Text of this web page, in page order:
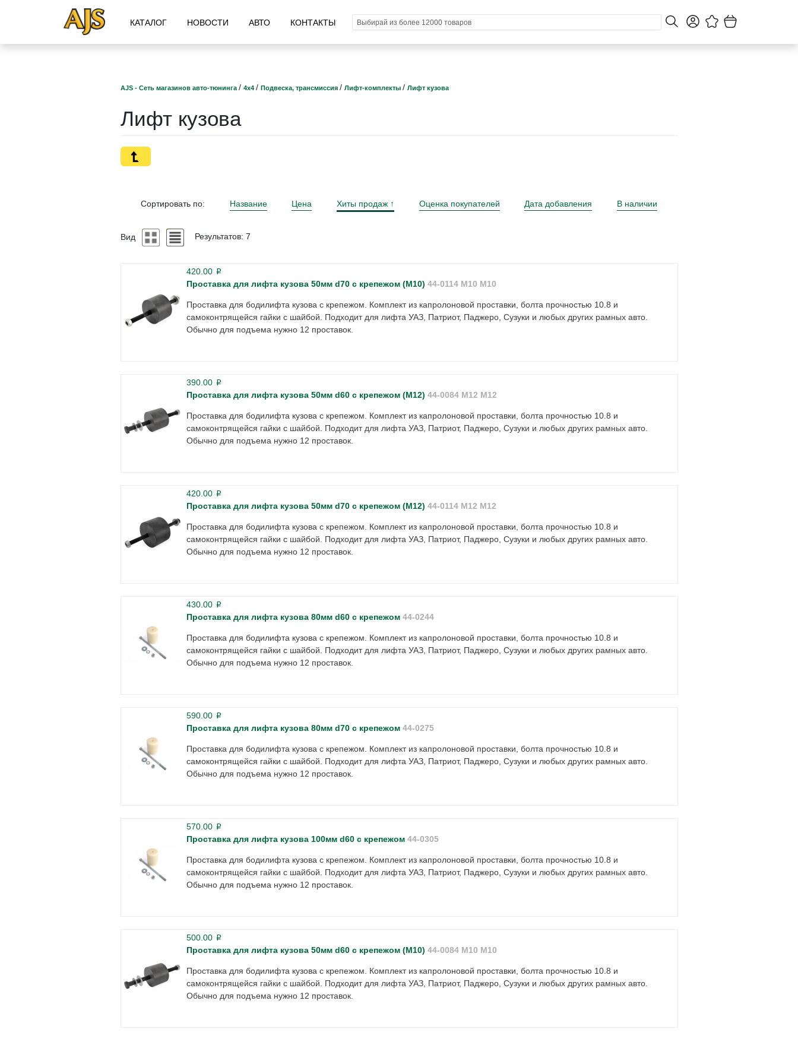
КАТАЛОГ НОВОСТИ АВТО КОНТАКТЫ
AJS - Сеть магазинов авто-тюнинга / 4х4 / Подвеска, трансмиссия / Лифт-комплекты / Лифт кузова
Лифт кузова
Сортировать по: Название Цена Хиты продаж Оценка покупателей Дата добавления В наличии
Вид Результатов: 7
420.00 p
Проставка для лифта кузова 50мм d70 с крепежом (М10) 44-0114 M10 М10
Проставка для бодилифта кузова с крепежом. Комплект из капролоновой проставки, болта прочностью 10.8 и
самоконтрящейся гайки с шайбой. Подходит для лифта УАЗ, Патриот, Паджеро, Сузуки и любых других рамных авто.
Обычно для подъема нужно 12 проставок.
390.00 p
Проставка для лифта кузова 50мм d60 с крепежом (М12) 44-0084 M12 М12
Проставка для бодилифта кузова с крепежом. Комплект из капролоновой проставки, болта прочностью 10.8 и
самоконтрящейся гайки с шайбой. Подходит для лифта УАЗ, Патриот, Паджеро, Сузуки и любых других рамных авто.
Обычно для подъема нужно 12 проставок.
420.00 p
Проставка для лифта кузова 50мм d70 с крепежом (М12) 44-0114 M12 М12
Проставка для бодилифта кузова с крепежом. Комплект из капролоновой проставки, болта прочностью 10.8 и
самоконтрящейся гайки с шайбой. Подходит для лифта УАЗ, Патриот, Паджеро, Сузуки и любых других рамных авто.
Обычно для подъема нужно 12 проставок.
430.00 p
Проставка для лифта кузова 80мм d60 с крепежом 44-0244
Проставка для бодилифта кузова с крепежом. Комплект из капролоновой проставки, болта прочностью 10.8 и
самоконтрящейся гайки с шайбой. Подходит для лифта УАЗ, Патриот, Паджеро, Сузуки и любых других рамных авто.
Обычно для подъема нужно 12 проставок.
590.00 p
Проставка для лифта кузова 80мм d70 с крепежом 44-0275
Проставка для бодилифта кузова с крепежом. Комплект из капролоновой проставки, болта прочностью 10.8 и
самоконтрящейся гайки с шайбой. Подходит для лифта УАЗ, Патриот, Паджеро, Сузуки и любых других рамных авто.
Обычно для подъема нужно 12 проставок.
570.00 p
Проставка для лифта кузова 100мм d60 с крепежом 44-0305
Проставка для бодилифта кузова с крепежом. Комплект из капролоновой проставки, болта прочностью 10.8 и
самоконтрящейся гайки с шайбой. Подходит для лифта УАЗ, Патриот, Паджеро, Сузуки и любых других рамных авто.
Обычно для подъема нужно 12 проставок.
500.00 p
Проставка для лифта кузова 50мм d60 с крепежом (М10) 44-0084 M10 М10
Проставка для бодилифта кузова с крепежом. Комплект из капролоновой проставки, болта прочностью 10.8 и
самоконтрящейся гайки с шайбой. Подходит для лифта УАЗ, Патриот, Паджеро, Сузуки и любых других рамных авто.
Обычно для подъема нужно 12 проставок.